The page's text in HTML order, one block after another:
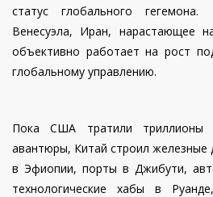
статус глобального
Венесуэла, Иран, нарастающее
объективно работает на рост
глобальному управлению.
Пока США тратили триллионы
авантюры, Китай строил железные
в Эфиопии, порты в Джибути,
технологические хабы в